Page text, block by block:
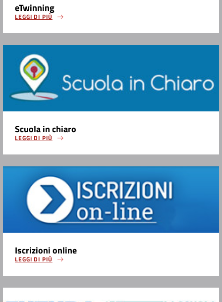
eTwinning
LEGGI DI PIÙ
Scuola in chiaro
LEGGI DI PIÙ
Iscrizioni online
LEGGI DI PIÙ